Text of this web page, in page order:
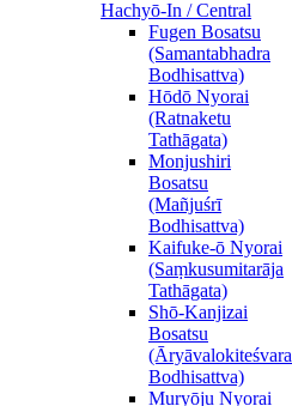
Hachyō-In / Central
Fugen Bosatsu
(Samantabhadra
Bodhisattva)
Hōdō Nyorai
(Ratnaketu
Tathāgata)
Monjushiri
Bosatsu
(Mañjuśrī
Bodhisattva)
Kaifuke-ō Nyorai
(Saṃkusumitarāja
Tathāgata)
Shō-Kanjizai
Bosatsu
(Āryāvalokiteśvara
Bodhisattva)
Muryōju Nyorai